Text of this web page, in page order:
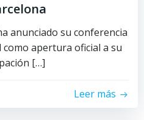
anunciado su conferencia
apertura oficial a su
[…]
Leer más